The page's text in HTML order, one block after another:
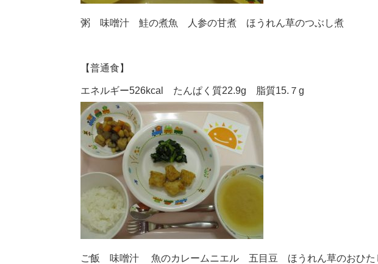
粥 味噌汁 鮭の煮魚 人参の甘煮 ほうれん草のつぶし煮
【普通食】
エネルギー526kcal たんぱく質22.9g 脂質15.７g
ご飯 味噌汁 魚のカレームニエル 五目豆 ほうれん草のおひた